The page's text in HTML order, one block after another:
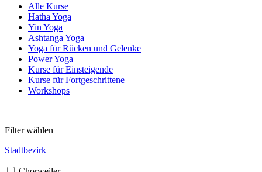
Alle Kurse
Hatha Yoga
Yin Yoga
Ashtanga Yoga
Yoga für Rücken und Gelenke
Power Yoga
Kurse für Einsteigende
Kurse für Fortgeschrittene
Workshops
Filter wählen
Stadtbezirk